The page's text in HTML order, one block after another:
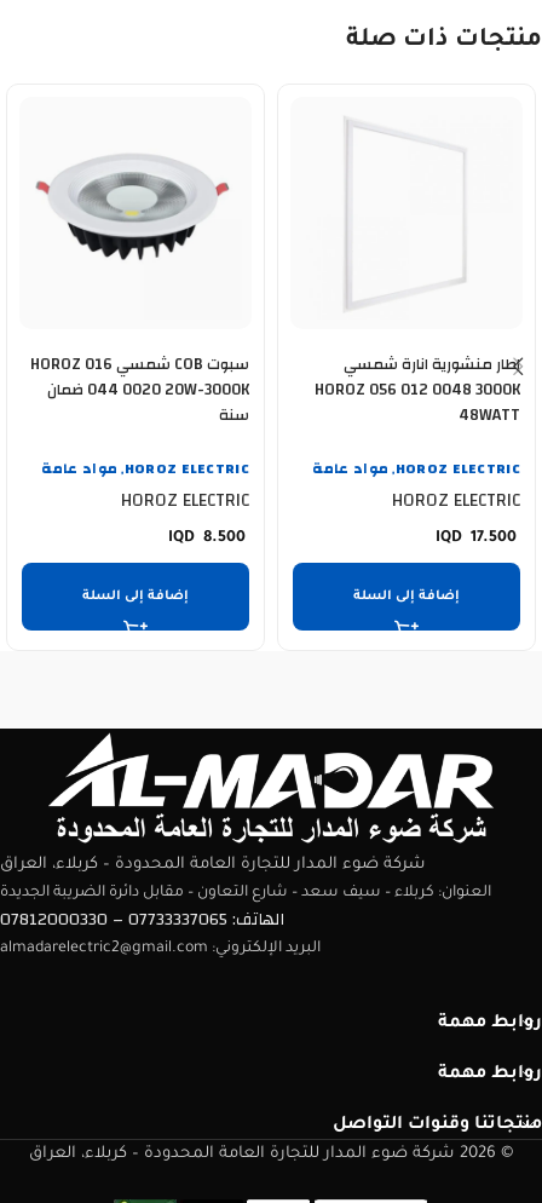
منتجات ذات صلة
اطار منشورية انارة شمسي
HOROZ 056 012 0048 3000K
48WATT
HOROZ ELECTRIC
, مواد عامة
HOROZ ELECTRIC
17.500
إضافة إلى السلة
سبوت COB شمسي HOROZ 016
044 0020 20W-3000K ضمان
سنة
HOROZ ELECTRIC
, مواد عامة
HOROZ ELECTRIC
8.500
إضافة إلى السلة
شركة ضوء المدار للتجارة العامة المحدودة – كربلاء، العراق
العنوان: كربلاء – سيف سعد – شارع التعاون – مقابل دائرة الضريبة الجديدة
الهاتف: 07733337065 – 07812000330
البريد الإلكتروني: almadarelectric2@gmail.com
روابط مهمة
روابط مهمة
منتجاتنا وقنوات التواصل
© 2026 شركة ضوء المدار للتجارة العامة المحدودة – كربلاء، العراق